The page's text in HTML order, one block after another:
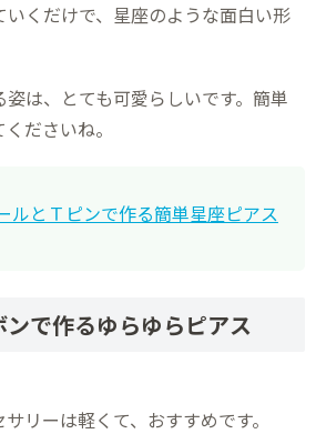
いくだけで、星座のような面白い形
は、とても可愛らしいです。簡単
ださいね。
ルとＴピンで作る簡単星座ピアス
で作るゆらゆらピアス
リーは軽くて、おすすめです。